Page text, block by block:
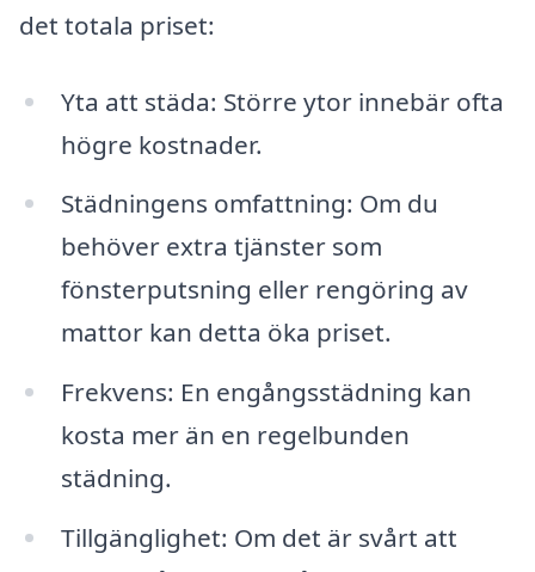
det totala priset:
Yta att städa: Större ytor innebär ofta
högre kostnader.
Städningens omfattning: Om du
behöver extra tjänster som
fönsterputsning eller rengöring av
mattor kan detta öka priset.
Frekvens: En engångsstädning kan
kosta mer än en regelbunden
städning.
Tillgänglighet: Om det är svårt att